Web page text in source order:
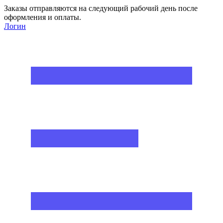
Заказы отправляются на следующий рабочий день после
оформления и оплаты.
Логин